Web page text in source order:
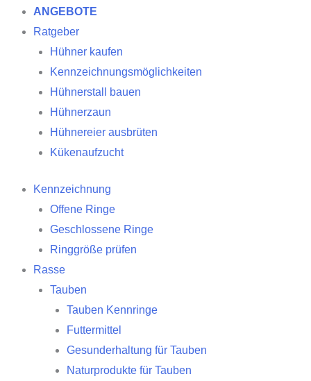
ANGEBOTE
Ratgeber
Hühner kaufen
Kennzeichnungsmöglichkeiten
Hühnerstall bauen
Hühnerzaun
Hühnereier ausbrüten
Kükenaufzucht
Kennzeichnung
Offene Ringe
Geschlossene Ringe
Ringgröße prüfen
Rasse
Tauben
Tauben Kennringe
Futtermittel
Gesunderhaltung für Tauben
Naturprodukte für Tauben